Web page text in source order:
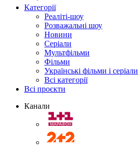
Категорії
Реаліті-шоу
Розважальні шоу
Новини
Серіали
Мультфільми
Фільми
Українські фільми і серіали
Всі категорії
Всі проєкти
Канали